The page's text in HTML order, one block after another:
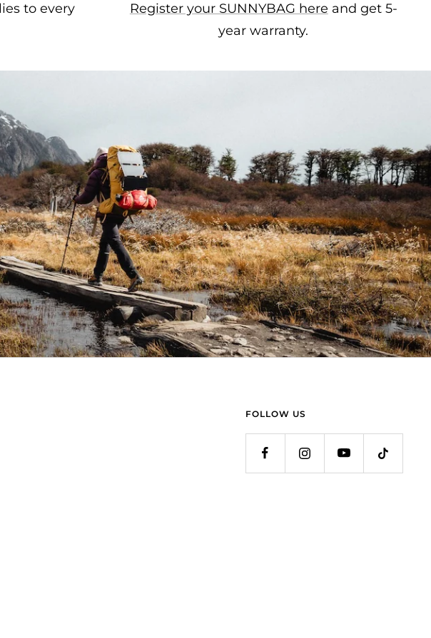
to every
Register your SUNNYBAG here and get 5-
year warranty.
FOLLOW US